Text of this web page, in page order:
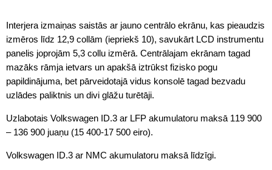
Interjera izmaiņas saistās ar jauno centrālo ekrānu, kas pieaudzis
izmēros līdz 12,9 collām (iepriekš 10), savukārt LCD instrumentu
panelis joprojām 5,3 collu izmērā. Centrālajam ekrānam tagad
mazāks rāmja ietvars un apakšā iztrūkst fizisko pogu
papildinājuma, bet pārveidotajā vidus konsolē tagad bezvadu
uzlādes paliktnis un divi glāžu turētāji.
Uzlabotais Volkswagen ID.3 ar LFP akumulatoru maksā 119 900
– 136 900 juaņu (15 400-17 500 eiro).
Volkswagen ID.3 ar NMC akumulatoru maksā līdzīgi.